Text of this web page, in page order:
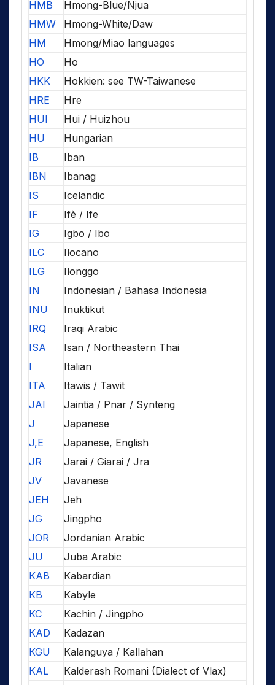
HMB
Hmong-Blue/Njua
HMW
Hmong-White/Daw
HM
Hmong/Miao languages
HO
Ho
HKK
Hokkien: see TW-Taiwanese
HRE
Hre
HUI
Hui / Huizhou
HU
Hungarian
IB
Iban
IBN
Ibanag
IS
Icelandic
IF
Ifè / Ife
IG
Igbo / Ibo
ILC
Ilocano
ILG
Ilonggo
IN
Indonesian / Bahasa Indonesia
INU
Inuktikut
IRQ
Iraqi Arabic
ISA
Isan / Northeastern Thai
I
Italian
ITA
Itawis / Tawit
JAI
Jaintia / Pnar / Synteng
J
Japanese
J,E
Japanese, English
JR
Jarai / Giarai / Jra
JV
Javanese
JEH
Jeh
JG
Jingpho
JOR
Jordanian Arabic
JU
Juba Arabic
KAB
Kabardian
KB
Kabyle
KC
Kachin / Jingpho
KAD
Kadazan
KGU
Kalanguya / Kallahan
KAL
Kalderash Romani (Dialect of Vlax)